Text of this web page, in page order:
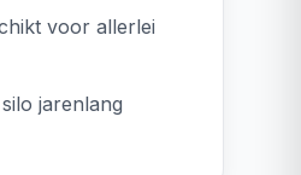
voor allerlei
jarenlang